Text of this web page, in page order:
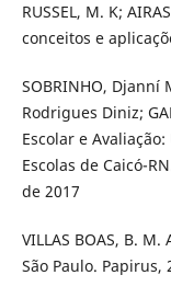
RUSSEL, M. K;
conceitos e
SOBRINHO, Djanní
Rodrigues Diniz;
Escolar e
Escolas de Caicó-
de 2017
VILLAS BOAS, B.
São Paulo. Papirus,